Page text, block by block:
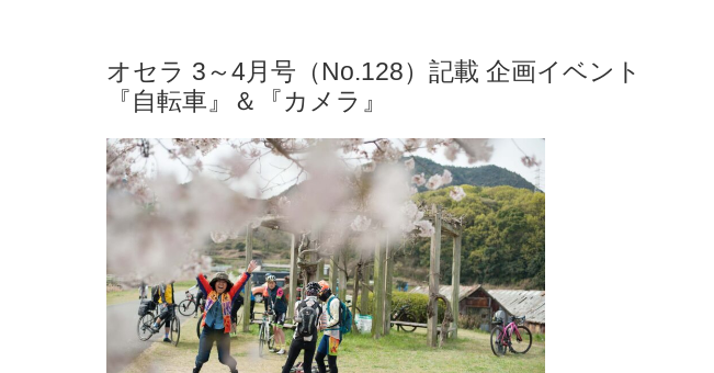
オセラ 3～4月号（No.128）記載 企画イベント
『自転車』＆『カメラ』